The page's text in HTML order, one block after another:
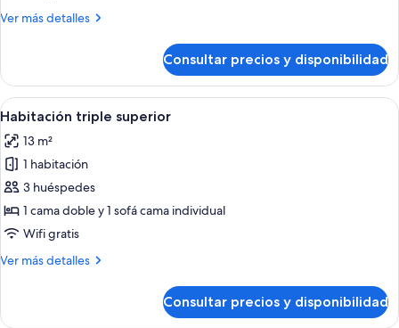
2
Ver más detalles
Más
clásica
con
2
individuales
Consultar precios y disponibilidad
Abrir
todas
las
fotos
de
Habitación
triple
Habitación de hotel con dos camas,
2
Habitación triple superior
13 m²
1 habitación
3 huéspedes
1 cama doble y 1 sofá cama individual
Wifi gratis
Ver más detalles
Más
triple
Consultar precios y disponibilidad